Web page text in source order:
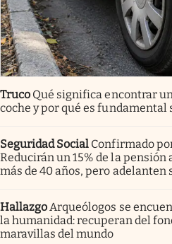
Truco Qué significa encontrar
coche y por qué es fundamental
Seguridad Social Confirmado
Reducirán un 15% de la pensión
más de 40 años, pero adelanten
Hallazgo Arqueólogos se
la humanidad: recuperan del
maravillas del mundo